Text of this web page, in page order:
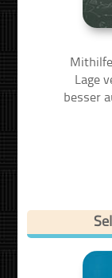
Lage
besser